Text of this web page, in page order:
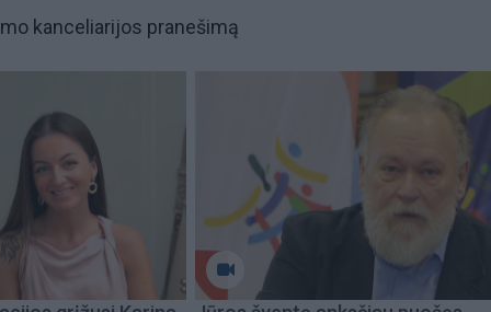
kanceliarijos pranešimą